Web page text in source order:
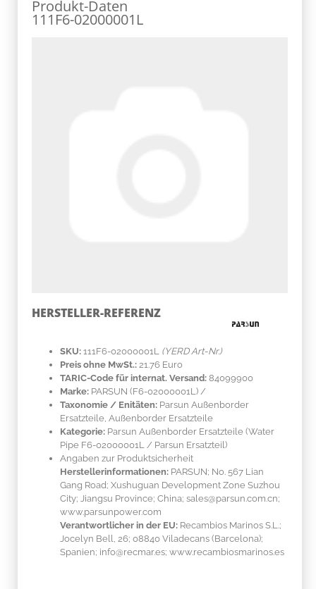
Produkt-Daten
111F6-02000001L
HERSTELLER-REFERENZ
SKU: 111F6-02000001L
(YERD Art-Nr.)
Preis ohne MwSt.: 21.76 Euro
TARIC-Code für internat. Versand: 84099900
Marke: PARSUN (F6-02000001L) /
Taxonomie / Enitäten: Parsun Außenborder
Ersatzteile, Außenborder Ersatzteile
Kategorie: Parsun Außenborder Ersatzteile (Water
Pipe F6-02000001L / Parsun Ersatzteil)
Angaben zur Produktsicherheit
Herstellerinformationen: PARSUN; No. 567 Lian
Gang Road; Xushuguan Development Zone Suzhou
City; Jiangsu Province; China; sales@parsun.com.cn;
www.parsunpower.com
Verantwortlicher in der EU: Recambios Marinos S.L.;
Jocelyn Bell, 26; 08840 Viladecans (Barcelona);
Spanien; info@recmar.es; www.recambiosmarinos.es